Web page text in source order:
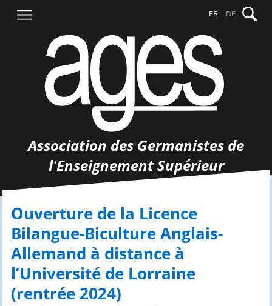
contenu
FR DE
Association des Germanistes de
l'Enseignement Supérieur
Ouverture de la Licence
Bilangue-Biculture Anglais-
Allemand à distance à
l’Université de Lorraine
(rentrée 2024)